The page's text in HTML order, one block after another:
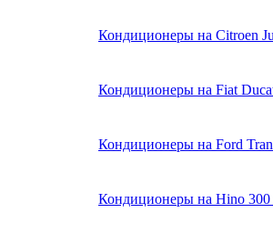
Кондиционеры на Citroen
Кондиционеры на Fiat
Кондиционеры на Ford
Кондиционеры на Hino 300